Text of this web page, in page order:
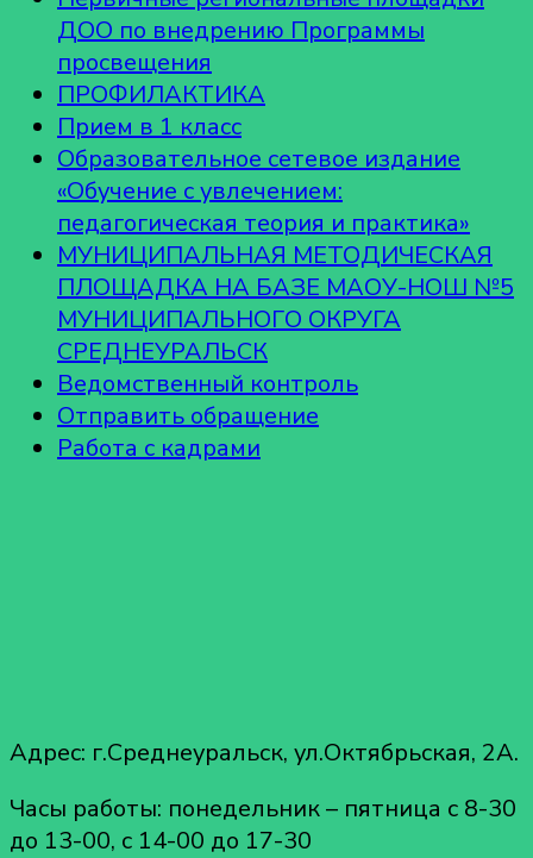
ДОО по внедрению Программы
просвещения
ПРОФИЛАКТИКА
Прием в 1 класс
Образовательное сетевое издание
«Обучение с увлечением:
педагогическая теория и практика»
МУНИЦИПАЛЬНАЯ МЕТОДИЧЕСКАЯ
ПЛОЩАДКА НА БАЗЕ МАОУ-НОШ №5
МУНИЦИПАЛЬНОГО ОКРУГА
СРЕДНЕУРАЛЬСК
Ведомственный контроль
Отправить обращение
Работа с кадрами
Адрес: г.Среднеуральск, ул.Октябрьская, 2А.
Часы работы: понедельник – пятница с 8-30
до 13-00, с 14-00 до 17-30